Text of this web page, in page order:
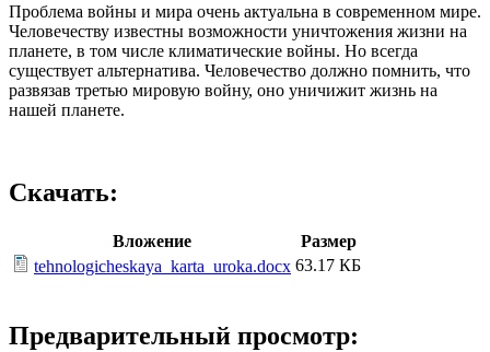
Проблема войны и мира очень актуальна в современном мире.
Человечеству известны возможности уничтожения жизни на
планете, в том числе климатические войны. Но всегда
существует альтернатива. Человечество должно помнить, что
развязав третью мировую войну, оно уничижит жизнь на
нашей планете.
Скачать:
Вложение
Размер
tehnologicheskaya_karta_uroka.docx 63.17 КБ
Предварительный просмотр: